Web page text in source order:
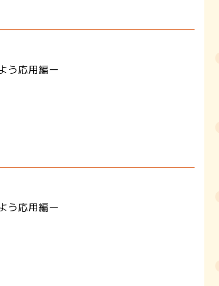
う応用編ー
う応用編ー